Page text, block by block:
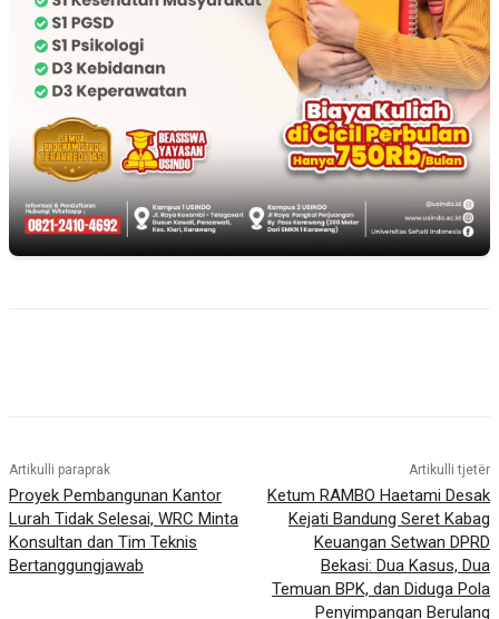
Artikulli paraprak
Proyek Pembangunan Kantor
Lurah Tidak Selesai, WRC Minta
Konsultan dan Tim Teknis
Bertanggungjawab
Artikulli tjetër
Ketum RAMBO Haetami Desak
Kejati Bandung Seret Kabag
Keuangan Setwan DPRD
Bekasi: Dua Kasus, Dua
Temuan BPK, dan Diduga Pola
Penyimpangan Berulang